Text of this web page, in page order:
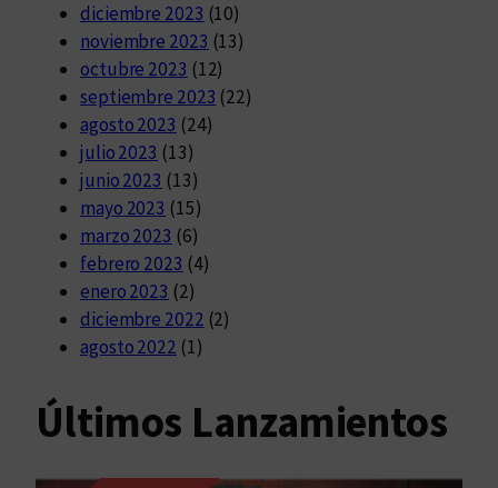
diciembre 2023 (10)
noviembre 2023 (13)
octubre 2023 (12)
septiembre 2023 (22)
agosto 2023 (24)
julio 2023 (13)
junio 2023 (13)
mayo 2023 (15)
marzo 2023 (6)
febrero 2023 (4)
enero 2023 (2)
diciembre 2022 (2)
agosto 2022 (1)
Últimos Lanzamientos